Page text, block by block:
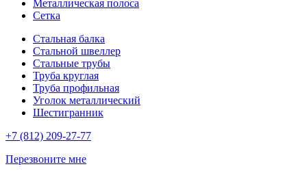
Металлическая полоса
Сетка
Стальная балка
Стальной швеллер
Стальные трубы
Труба круглая
Труба профильная
Уголок металлический
Шестигранник
+7 (812) 209-27-77
Перезвоните мне